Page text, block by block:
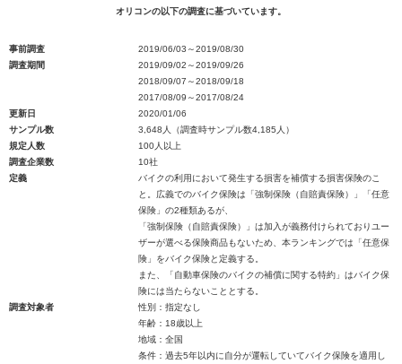
オリコンの以下の調査に基づいています。
事前調査
2019/06/03～2019/08/30
調査期間
2019/09/02～2019/09/26
2018/09/07～2018/09/18
2017/08/09～2017/08/24
更新日
2020/01/06
サンプル数
3,648人（調査時サンプル数4,185人）
規定人数
100人以上
調査企業数
10社
定義
バイクの利用において発生する損害を補償する損害保険のこ
と。広義でのバイク保険は「強制保険（自賠責保険）」「任意
保険」の2種類あるが、
「強制保険（自賠責保険）」は加入が義務付けられておりユー
ザーが選べる保険商品もないため、本ランキングでは「任意保
険」をバイク保険と定義する。
また、「自動車保険のバイクの補償に関する特約」はバイク保
険には当たらないこととする。
調査対象者
性別：指定なし
年齢：18歳以上
地域：全国
条件：過去5年以内に自分が運転していてバイク保険を適用し